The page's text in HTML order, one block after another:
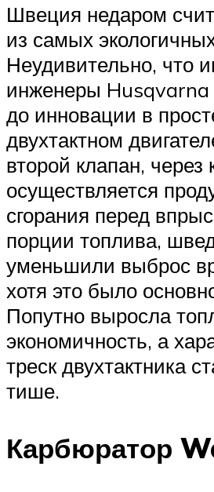
Швеция недаром
из самых
Неудивительно, что
инженеры Husqvarna
до инновации в
двухтактном
второй клапан, через
осуществляется
сгорания перед
порции топлива,
уменьшили выброс
хотя это было
Попутно выросла
экономичность, а
треск двухтактника
тише.
Карбюратор